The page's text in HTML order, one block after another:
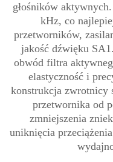
głośników
kHz, co
przetworników,
jakość dźwięku
obwód filtra
elastyczność i
konstrukcja zwrotnicy
przetwornika od
zmniejszenia
uniknięcia